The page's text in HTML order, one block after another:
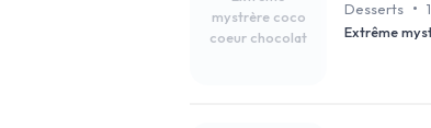
mystrère coco
coeur chocolat
Desserts •
Extrême